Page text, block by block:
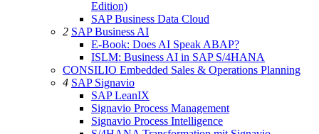
Edition)
SAP Business Data Cloud
2 SAP Business AI
E-Book: Does AI Speak ABAP?
ISLM: Business AI in SAP S/4HANA
CONSILIO Embedded Sales & Operations Planning
4 SAP Signavio
SAP LeanIX
Signavio Process Management
Signavio Process Intelligence